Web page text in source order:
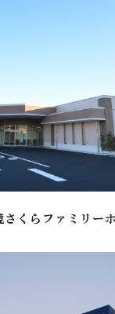
くらファミリー